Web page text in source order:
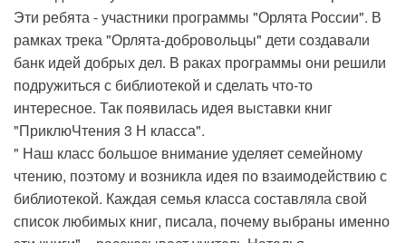
Эти ребята - участники программы "Орлята России". В
рамках трека "Орлята-добровольцы" дети создавали
банк идей добрых дел. В раках программы они решили
подружиться с библиотекой и сделать что-то
интересное. Так появилась идея выставки книг
"ПриклюЧтения 3 Н класса".
" Наш класс большое внимание уделяет семейному
чтению, поэтому и возникла идея по взаимодействию с
библиотекой. Каждая семья класса составляла свой
список любимых книг, писала, почему выбраны именно